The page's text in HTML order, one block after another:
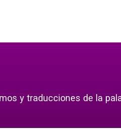
y traducciones de la